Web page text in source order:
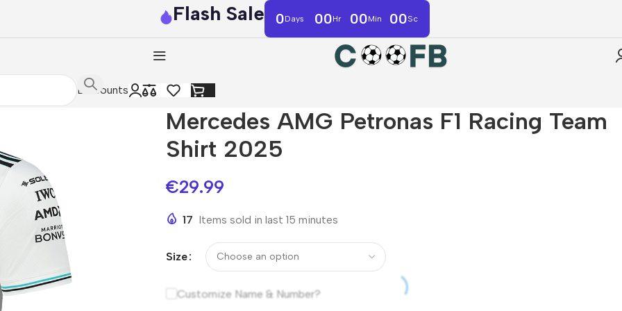
Flash Sale 0Days 00Hr 00Min 00Sc
Discounts
Mercedes AMG Petronas F1 Racing Team
Shirt 2025
€29.99
17 Items sold in last 15 minutes
Size
Customize Name & Number?